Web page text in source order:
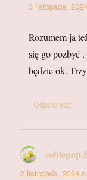
3 listopada,
Rozumem ja
się go pozbyć
będzie ok.
Odpowiedz
2 listopada, 2024